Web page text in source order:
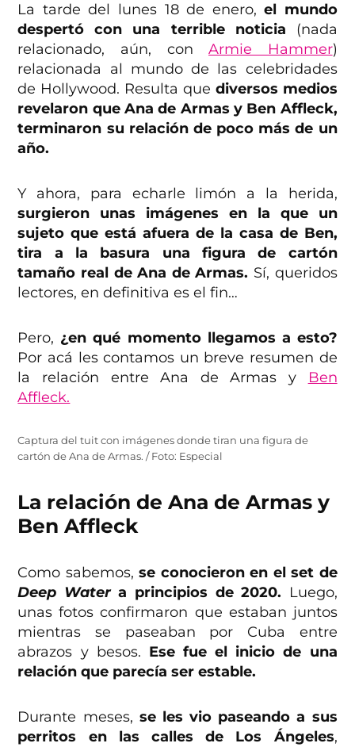
La tarde del lunes 18 de enero,el mundo
despertó con una terrible noticia (nada
relacionado, aún, conArmie Hammer)
relacionada al mundo de las celebridades
de Hollywood. Resulta que diversos medios
revelaron que Ana de Armas y Ben Affleck,
terminaron su relación de poco más de un
año.
Y ahora, para echarle limón a la herida,
surgieron unas imágenes en la que un
sujeto que está afuera de la casa de Ben,
tira a la basura una figura de cartón
tamaño real de Ana de Armas. Sí, queridos
lectores, en definitiva es el fin…
Pero, ¿en qué momento llegamos a esto?
Por acá les contamos un breve resumen de
la relación entre Ana de Armas y
Ben
Affleck.
Captura del tuit con imágenes donde tiran una figura de
cartón de Ana de Armas. / Foto: Especial
La relación de Ana de Armas y
Ben Affleck
Como sabemos,se conocieron en el set de
Deep Watera principios de 2020. Luego,
unas fotos confirmaron que estaban juntos
mientras se paseaban por Cuba entre
abrazos y besos. Ese fue el inicio de una
relación que parecía ser estable.
Durante meses, se les vio paseando a sus
perritos en las calles de Los Ángeles,